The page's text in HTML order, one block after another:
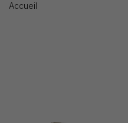
Accueil